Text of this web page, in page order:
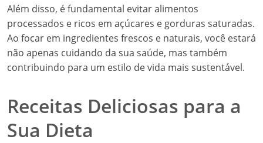
Além disso, é fundamental evitar alimentos
processados e ricos em açúcares e gorduras saturadas.
Ao focar em ingredientes frescos e naturais, você estará
não apenas cuidando da sua saúde, mas também
contribuindo para um estilo de vida mais sustentável.
Receitas Deliciosas para a
Sua Dieta